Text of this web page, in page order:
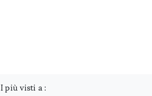
I più visti a :